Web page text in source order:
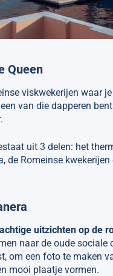
Queen
viskwekerijen waar
van die dapperen
uit 3 delen: het
de Romeinse kwekerijen
uitzichten op de
naar de oude sociale
om een foto te maken
mooi plaatje vormen.